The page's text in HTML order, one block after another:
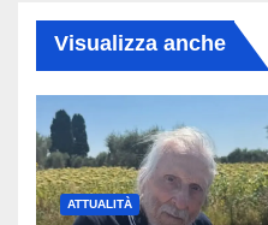
Visualizza anche
ATTUALITÀ